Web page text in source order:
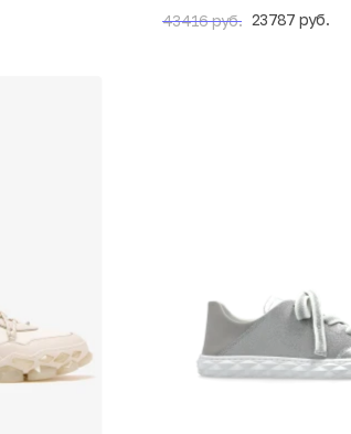
43416 руб. 23787 руб.